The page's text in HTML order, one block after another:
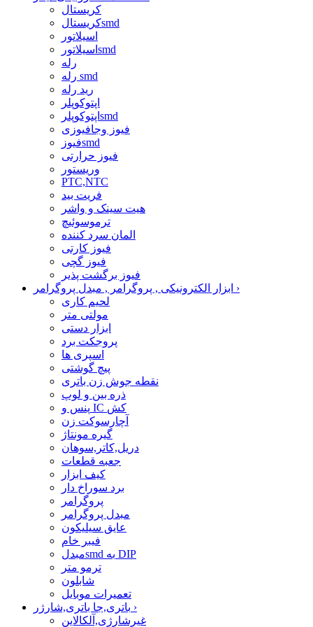
کریستال
کریستالsmd
اسیلاتور
اسیلاتورsmd
رله
رله smd
رید رله
اپتوکوپلر
اپتوکوپلرsmd
فیوز وجافیوزی
فیوزsmd
فیوز حرارتی
وریستور
PTC,NTC
فریت بید
هیت سینک و واشر
ترموسوئیچ
المان سرد کننده
فیوز کارتی
فیوز گچی
فیوز برگشت پذیر
›
لحیم کاری
مولتی متر
ابزار دستی
پروجکت برد
اسپری ها
پیچ گوشتی
نقطه جوش زن باتری
ذره بین و لوپ
پنس و IC کش
آچارسوکت زن
گیره مونتاژ
دریل,کاتر,سوهان
جعبه قطعات
کیف ابزار
برد سوراخ دار
پروگرامر
مبدل پروگرامر
عایق سیلیکون
فیبر خام
مبدلsmd به DIP
ترمو متر
شابلون
تعمیرات موبایل
›
غیرشارژی,آلکالاین